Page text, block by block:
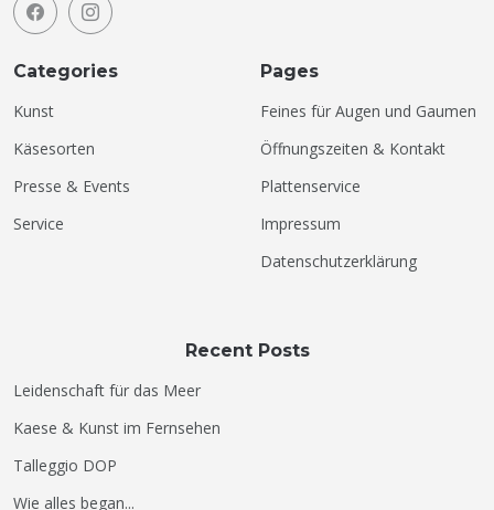
Categories
Kunst
Käsesorten
Presse & Events
Service
Pages
Feines für Augen und Gaumen
Öffnungszeiten & Kontakt
Plattenservice
Impressum
Datenschutzerklärung
Recent Posts
Leidenschaft für das Meer
Kaese & Kunst im Fernsehen
Talleggio DOP
Wie alles began...